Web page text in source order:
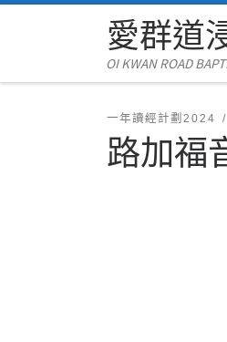
Skip to content愛群道
OI KWAN ROAD
一年讀經計劃2024
路加福